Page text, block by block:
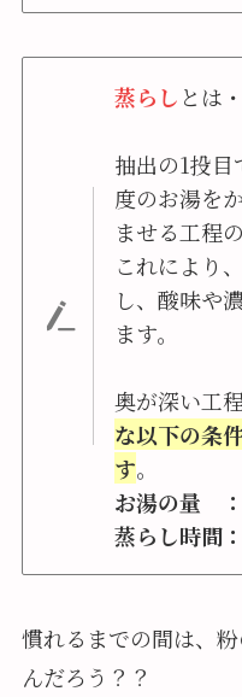
蒸らし とは
抽出の1投
度のお湯を
ませる工程
これにより
し、酸味や
ます。
奥が深い工
な以下の条
す。
お湯の量
蒸らし時間
慣れるまでの間は、
んだろう？？